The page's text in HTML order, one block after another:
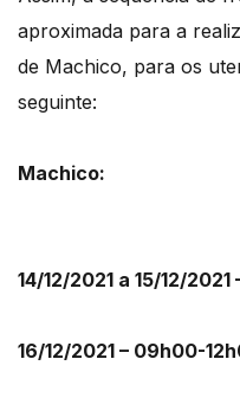
aproximada para a
de Machico, para os
seguinte:
Machico:
14/12/2021 a 15/12/
16/12/2021 – 09h00-